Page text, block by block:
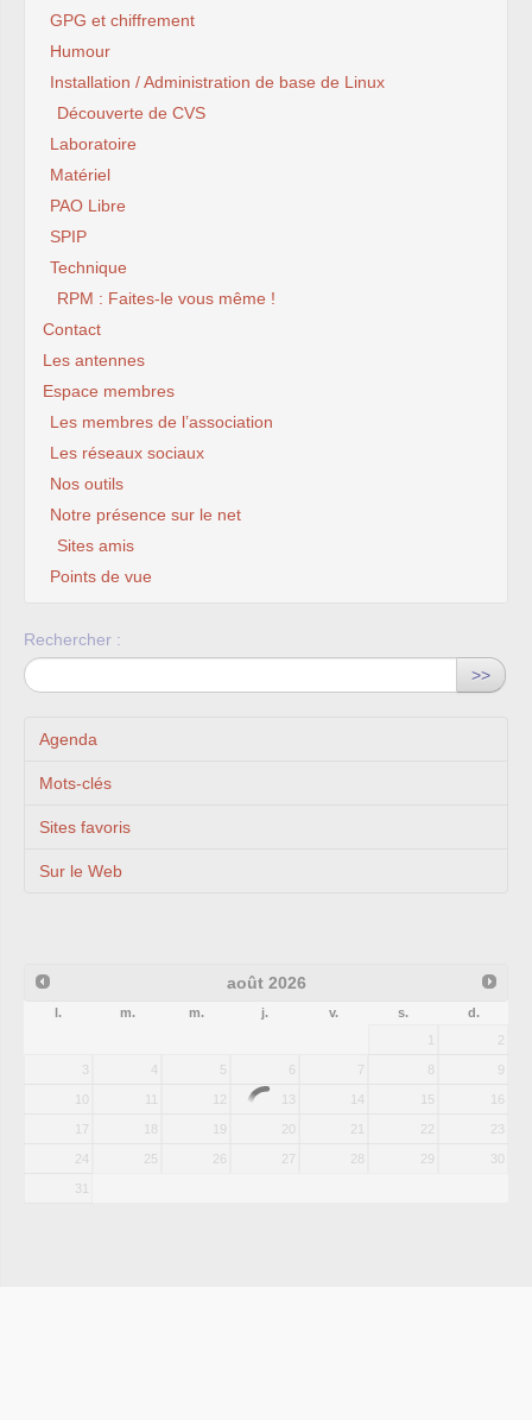
GPG et chiffrement
Humour
Installation / Administration de base de Linux
Découverte de CVS
Laboratoire
Matériel
PAO Libre
SPIP
Technique
RPM : Faites-le vous même !
Contact
Les antennes
Espace membres
Les membres de l’association
Les réseaux sociaux
Nos outils
Notre présence sur le net
Sites amis
Points de vue
Rechercher :
>>
Agenda
Mots-clés
Sites favoris
Sur le Web
août 2026
l. m. m. j. v. s.
d.
1
2
3 4 5 6 7 8 9
10 11 12 13 14 15 16
17 18 19 20 21 22 23
24 25 26 27 28 29 30
31